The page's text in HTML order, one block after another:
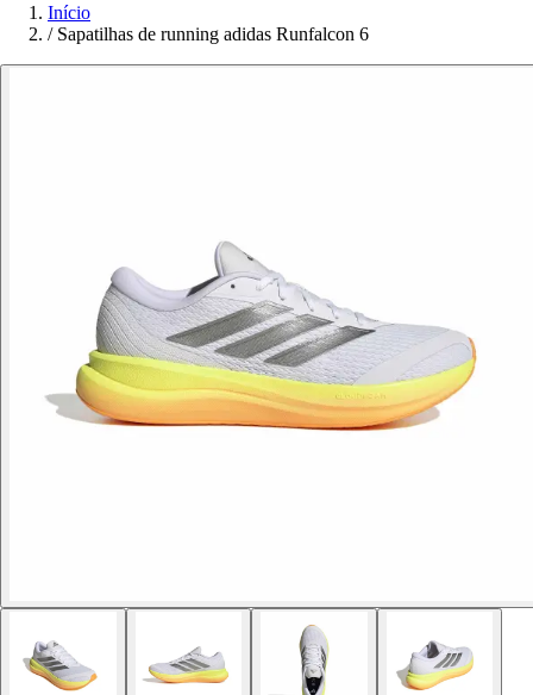
Início
/ Sapatilhas de running adidas Runfalcon 6